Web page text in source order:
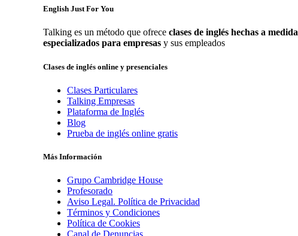
English Just For You
Talking es un método que ofrece clases de inglés hechas a medida
especializados para empresas y sus empleados
Clases de inglés online y presenciales
Clases Particulares
Talking Empresas
Plataforma de Inglés
Blog
Prueba de inglés online gratis
Más Información
Grupo Cambridge House
Profesorado
Aviso Legal. Política de Privacidad
Términos y Condiciones
Política de Cookies
Canal de Denuncias